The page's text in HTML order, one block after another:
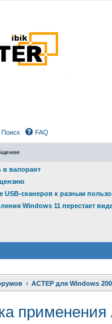
Поиск FAQ
в валорант
USB-сканеров к разным
Windows 11 перестает
АСТЕР для Windows